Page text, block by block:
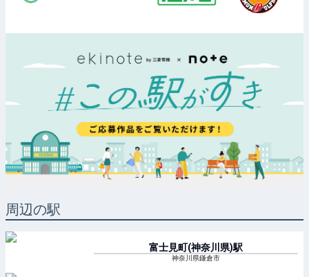
周辺の駅
富士見町(神奈川県)駅
神奈川県鎌倉市